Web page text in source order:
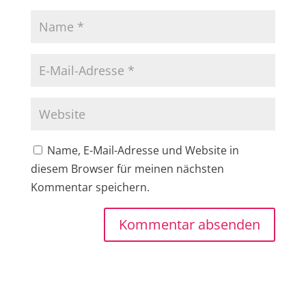
Name, E-Mail-Adresse und Website in
diesem Browser für meinen nächsten
Kommentar speichern.